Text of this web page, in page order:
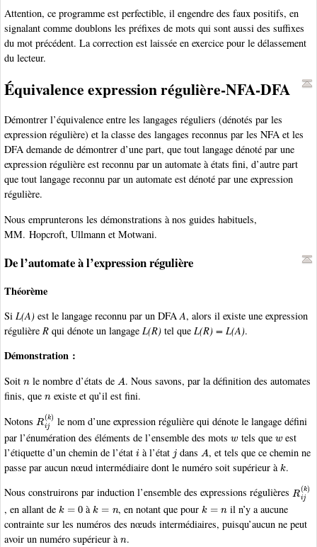
Attention, ce programme est perfectible, il engendre des faux positifs, en
signalant comme doublons les préfixes de mots qui sont aussi des suffixes
du mot précédent. La correction est laissée en exercice pour le délassement
du lecteur.
Équivalence expression régulière-NFA-DFA
Démontrer l’équivalence entre les langages réguliers (dénotés par les
expression régulière) et la classe des langages reconnus par les NFA et les
DFA demande de démontrer d’une part, que tout langage dénoté par une
expression régulière est reconnu par un automate à états fini, d’autre part
que tout langage reconnu par un automate est dénoté par une expression
régulière.
Nous emprunterons les démonstrations à nos guides habituels,
MM. Hopcroft, Ullmann et Motwani.
De l’automate à l’expression régulière
Théorème
Si L(A) est le langage reconnu par un DFAA, alors il existe une expression
régulière R qui dénote un langage L(R) tel que L(R) = L(A).
Démonstration :
Soit le nombre d’états de
. Nous savons, par la définition des automates
finis, que nexiste et qu’il est fini.
Notons
j(k le nom d’une expression régulière qui dénote le langage défini
par l’énumération des éléments de l’ensemble des mots
tels quew est
l’étiquette d’un chemin de l’état i à l’état j dansA, et tels que ce chemin ne
passe par aucun nœud intermédiaire dont le numéro soit supérieur àk.
Nous construirons par induction l’ensemble des expressions régulières Rj(k
, en allant de k àk , en notant que pourk
il n’y a aucune
contrainte sur les numéros des nœuds intermédiaires, puisqu’aucun ne peut
avoir un numéro supérieur à
.